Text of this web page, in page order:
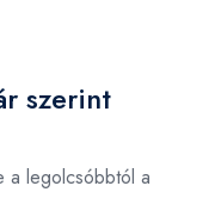
szerint
a legolcsóbbtól a